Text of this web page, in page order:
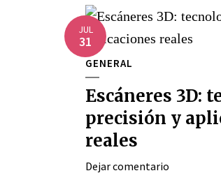
JUL
31
GENERAL
Escáneres 3D:
precisión y
reales
Dejar comentario